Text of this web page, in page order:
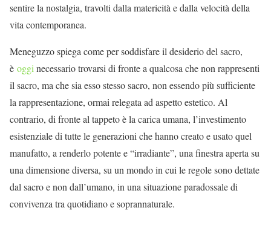
sentire la nostalgia, travolti dalla matericità e dalla velocità della
vita contemporanea.
Meneguzzo spiega come per soddisfare il desiderio del sacro,
è oggi necessario trovarsi di fronte a qualcosa che non rappresenti
il sacro, ma che sia esso stesso sacro, non essendo più sufficiente
la rappresentazione, ormai relegata ad aspetto estetico. Al
contrario, di fronte al tappeto è la carica umana, l’investimento
esistenziale di tutte le generazioni che hanno creato e usato quel
manufatto, a renderlo potente e “irradiante”, una finestra aperta su
una dimensione diversa, su un mondo in cui le regole sono dettate
dal sacro e non dall’umano, in una situazione paradossale di
convivenza tra quotidiano e soprannaturale.